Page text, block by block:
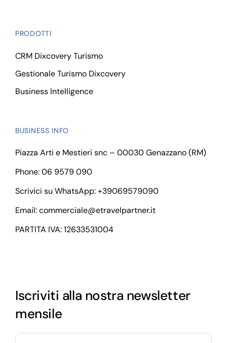
PRODOTTI
CRM Dixcovery Turismo
Gestionale Turismo Dixcovery
Business Intelligence
BUSINESS INFO
Piazza Arti e Mestieri snc – 00030 Genazzano (RM)
Phone: 06 9579 090
Scrivici su WhatsApp:+39069579090
Email:commerciale@etravelpartner.it
PARTITA IVA: 12633531004
Iscriviti alla nostra newsletter
mensile